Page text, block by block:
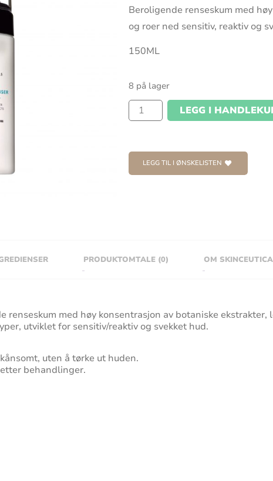
Beroligende renseskum med
og roer ned sensitiv, reaktiv og
150ML
8 på lager
LEGG I
LEGG TIL I ØNSKELISTEN
PRODUKTOMTALE (0) OM
renseskum med høy konsentrasjon av botaniske
utviklet for sensitiv/reaktiv og svekket hud.
uten å tørke ut huden.
behandlinger.